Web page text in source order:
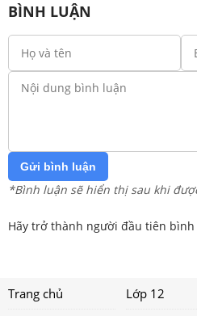
BÌNH LUẬN
Gửi bình luận
*Bình luận sẽ hiển thị sau khi
Hãy trở thành người đầu tiên bình
Trang chủ Lớp 12